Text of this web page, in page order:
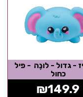
- גדול - לוּנָה - פיל
כחול
₪149.9